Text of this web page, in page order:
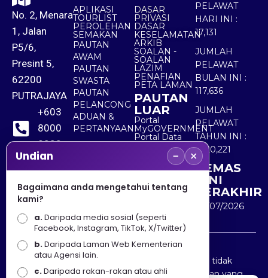
No. 2, Menara
1, Jalan
P5/6,
Presint 5,
62200
PUTRAJAYA
+603
8000
8000
+603
8891
7100
APLIKASI
TOURLIST
PEROLEHAN
SEMAKAN
PAUTAN
AWAM
PAUTAN
SWASTA
PAUTAN
PELANCONG
ADUAN &
PERTANYAAN
DASAR
PRIVASI
DASAR
KESELAMATAN
ARKIB
SOALAN -
SOALAN
LAZIM
PENAFIAN
PETA LAMAN
PAUTAN
LUAR
Portal
MyGOVERNMENT
Portal Data
Terbuka
Sektor Awam
PELAWAT
HARI INI :
17,131
JUMLAH
PELAWAT
BULAN INI :
117,636
JUMLAH
PELAWAT
TAHUN INI :
5,520,221
KEMAS
KINI
TERAKHIR
30/07/2026
Penafian : Kerajaan Malaysia dan Kementerian
Pelancongan Seni dan Budaya (MOTAC) adalah tidak
bertanggungjawab atas kehilangan atau kerugian yang
Undian − ×
Bagaimana anda mengetahui tentang
kami?
a.Daripada media sosial (seperti
Facebook, Instagram, TikTok, X/Twitter)
b.Daripada Laman Web Kementerian
atau Agensi lain.
c.Daripada rakan-rakan atau ahli